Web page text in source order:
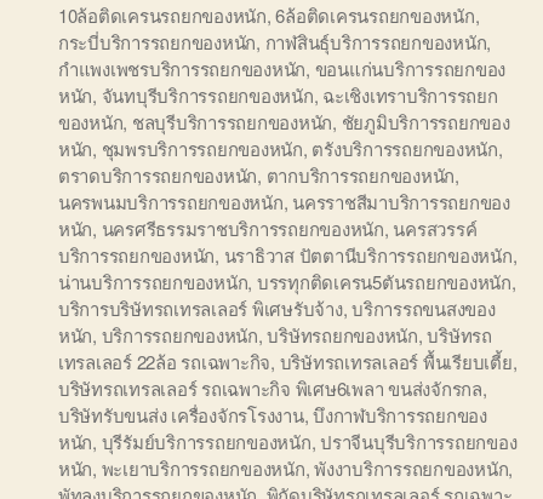
10ล้อติดเครนรถยกของหนัก,6ล้อติดเครนรถยกของหนัก,
กระบี่บริการรถยกของหนัก, กาฬสินธุ์บริการรถยกของหนัก,
กำแพงเพชรบริการรถยกของหนัก, ขอนแก่นบริการรถยกของ
หนัก, จันทบุรีบริการรถยกของหนัก, ฉะเชิงเทราบริการรถยก
ของหนัก, ชลบุรีบริการรถยกของหนัก, ชัยภูมิบริการรถยกของ
หนัก, ชุมพรบริการรถยกของหนัก, ตรังบริการรถยกของหนัก,
ตราดบริการรถยกของหนัก, ตากบริการรถยกของหนัก,
นครพนมบริการรถยกของหนัก, นครราชสีมาบริการรถยกของ
หนัก, นครศรีธรรมราชบริการรถยกของหนัก, นครสวรรค์
บริการรถยกของหนัก, นราธิวาส ปัตตานีบริการรถยกของหนัก,
น่านบริการรถยกของหนัก, บรรทุกติดเครน5ตันรถยกของหนัก,
บริการบริษัทรถเทรลเลอร์ พิเศษรับจ้าง,บริการรถขนสงของ
หนัก, บริการรถยกของหนัก,บริษัทรถยกของหนัก,บริษัทรถ
เทรลเลอร์ 22ล้อ รถเฉพาะกิจ, บริษัทรถเทรลเลอร์ พื้นเรียบเตี้ย,
บริษัทรถเทรลเลอร์ รถเฉพาะกิจ พิเศษ6เพลา ขนส่งจักรกล,
บริษัทรับขนส่ง เครื่องจักรโรงงาน,บึงกาฬบริการรถยกของ
หนัก, บุรีรัมย์บริการรถยกของหนัก,ปราจีนบุรีบริการรถยกของ
หนัก, พะเยาบริการรถยกของหนัก,พังงาบริการรถยกของหนัก,